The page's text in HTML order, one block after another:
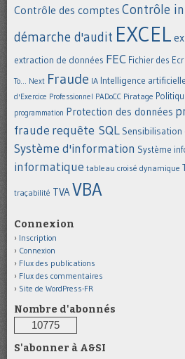
Contrôle des comptes Contrôle
démarche d'audit EXCEL
extraction de données FEC Fichier des
To... Next Fraude IA Intelligence artificielle
d'Exercice Professionnel PADoCC Piratage
programmation Protection des données
fraude requête SQL
Système d'information Système
informatique tableau croisé dynamique
traçabilité TVAVBA
Connexion
Inscription
Connexion
Flux des publications
Flux des commentaires
Site de WordPress-FR
Nombre d'abonnés
10775
S'abonner à A&SI